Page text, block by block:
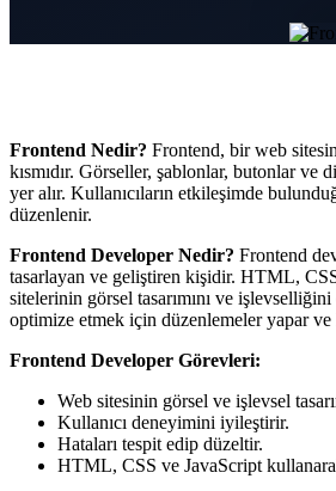
Frontend Nedir? Frontend, bir web
kısmıdır. Görseller, şablonlar, butonlar ve
yer alır. Kullanıcıların etkileşimde
düzenlenir.
Frontend Developer Nedir? Frontend
tasarlayan ve geliştiren kişidir. HTML,
sitelerinin görsel tasarımını ve
optimize etmek için düzenlemeler yapar ve
Frontend Developer Görevleri:
Web sitesinin görsel ve işlevsel
Kullanıcı deneyimini iyileştirir.
Hataları tespit edip düzeltir.
HTML, CSS ve JavaScript